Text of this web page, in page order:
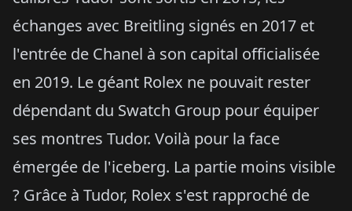
échanges avec Breitling signés en 2017 et
l'entrée de Chanel à son capital officialisée
en 2019. Le géant Rolex ne pouvait rester
dépendant du Swatch Group pour équiper
ses montres Tudor. Voilà pour la face
émergée de l'iceberg. La partie moins visible
? Grâce à Tudor, Rolex s'est rapproché de